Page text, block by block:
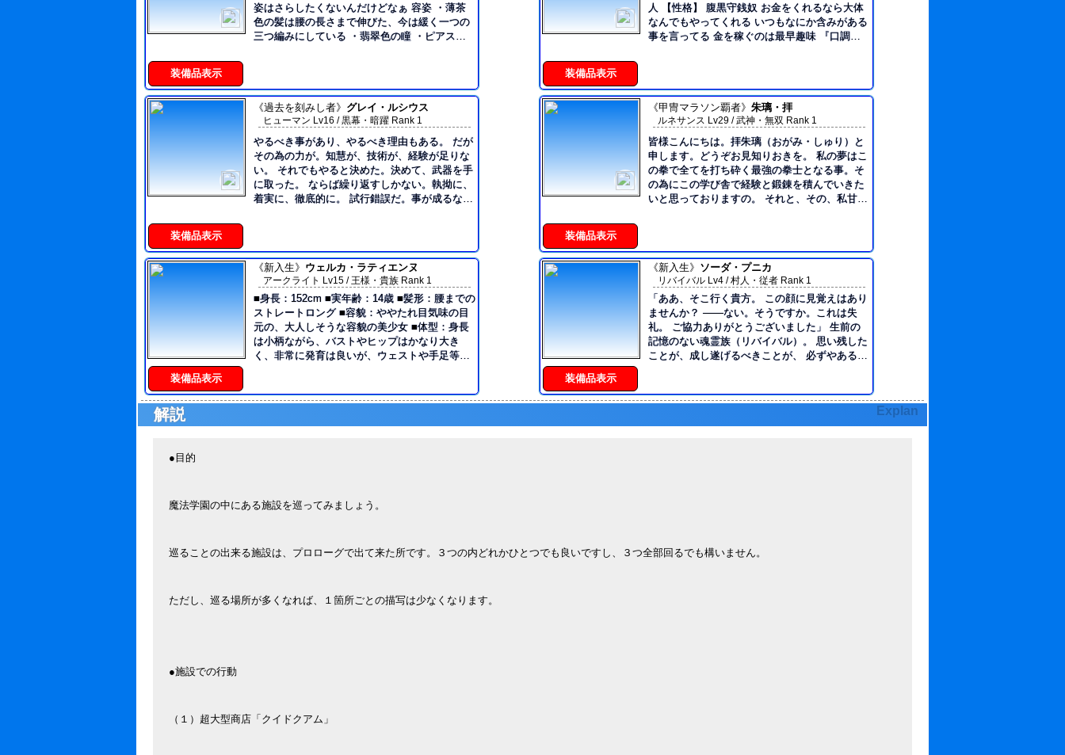
られるように。 現在、課題にて連れ帰った大型
犬を7匹飼っている。 味覚はあるが、食える食
えないの範囲がガバく悪食も好む。 ■口調 修道
言ってろ。俺は常に今が至高で完成されてんだ
よ。」 「やだ～～も～～～梅雨ってマジ髪がキ
マらないやんけ～～無理～～～二度寝決めちゃ
お～～～！おやすみんみ！」 「一応これでも修
道士の端くれ。迷えるラム肉を導くのが私の使
命ですから、安心してその身をゆだねると良い
でしょう。フフ…。」 ■好き イヌ（特に大型）
ファッション 極端な味付けの料理 ヤバい料理
り効かないかもしれない。 ・立場が上の者には
敬語を、その他には普通に話す。 ・基本的に困
っている者を放っておけない性格。世話焼きと
豪。 ・交友は種族関係なく受け入れる。 ・伴
侶を支えるために行動する。 ◆趣味 ・菓子作
り。複雑な菓子でなければ和洋問わず作ること
ができる。
姿はさらしたくないんだけどなぁ 容姿 ・薄茶
色の髪は腰の長さまで伸びた、今は緩く一つの
三つ編みにしている ・翡翠色の瞳 ・ピアスが
キリしてきた ・「自分自身であること」に強い
こだわりを持っており、自分の姿に他者を見出
されることをひどく嫌う ・自分の容姿に自信を
持っており、ナルシストな言動も。美しさを追
及するためなら女装もする。 好きなもの 音
楽、踊り、ともだち 苦手なもの ■■■■、理想を
押し付けられること 自己犠牲 二人称：キミ、
（気に入らない相手）あんた 初対面は名前＋さ
ん、仲良くなると呼び捨て
装備品表示
人 【性格】 腹黒守銭奴 お金をくれるなら大体
なんでもやってくれる いつもなにか含みがある
事を言ってる 金を稼ぐのは最早趣味 『口調』
装備品表示
《過去を刻みし者》 グレイ・ルシウス
ヒューマン Lv16 / 黒幕・暗躍 Rank 1
やるべき事があり、やるべき理由もある。 だが
その為の力が。知慧が、技術が、経験が足りな
い。 それでもやると決めた。決めて、武器を手
に取った。 ならば繰り返すしかない。執拗に、
着実に、徹底的に。 試行錯誤だ。事が成るなら
な青年。 常に古びた皮鎧と要所を補強した皮兜
で武装しており、 学生証の種族こそヒューマン
となっているものの 素顔を見たことがある者は
極めて少ない。 また、当人もすすんで素性を明
かそうとはしない。 【性格】 無遠慮で偏屈。
禁欲的で真面目。慎重だが決断は早く、 まるで
人間では無いかの様に作業的で事務的。 必要最
低限の、自分にとっての事実しか語ろうとしな
まず表には出てこない。 【戦闘】 良くも悪く
か、そうでないかの２択のみで物事を即断し、
そうな声音で返事をする癖がある。 また、人を
ち。
装備品表示
《甲冑マラソン覇者》 朱璃・拝
ルネサンス Lv29 / 武神・無双 Rank 1
皆様こんにちは。拝朱璃（おがみ・しゅり）と
申します。どうぞお見知りおきを。 私の夢はこ
の拳で全てを打ち砕く最強の拳士となる事。そ
の為にこの学び舎で経験と鍛錬を積んでいきた
いと思っておりますの。 それと、その、私甘い
装備品表示
《新入生》 ウェルカ・ラティエンヌ
アークライト Lv15 / 王様・貴族 Rank 1
■身長：152cm ■実年齢：14歳 ■髪形：腰までの
ストレートロング ■容貌：ややたれ目気味の目
元の、大人しそうな容貌の美少女 ■体型：身長
は小柄ながら、バストやヒップはかなり大き
く、非常に発育は良いが、ウェストや手足等は
常に厳しく、利害が絡むと冷酷になる面も ■コ
途上の胸／[誕生日]の時点で、既に120cmに届
技：経営・商売に関連する豊富な知識／一通り
の礼儀作法／実は家事全般
装備品表示
《新入生》 ソーダ・プニカ
リバイバル Lv4 / 村人・従者 Rank 1
「ああ、そこ行く貴方。 この顔に見覚えはあり
ませんか？ ――ない。そうですか。これは失
礼。 ご協力ありがとうございました」 生前の
記憶のない魂霊族（リバイバル）。 思い残した
ことが、成し遂げるべきことが、 必ずやあるゆ
不機嫌そうな雰囲気を醸すものの 自分自身に苛
かめ。 動物も植物も結構好き、だと思う。 あ
装備品表示
解説 Explan
●目的
魔法学園の中にある施設を巡ってみましょう。
巡ることの出来る施設は、プロローグで出て来た所です。３つの内どれかひとつでも良いですし、３つ全部回るでも構いません。
ただし、巡る場所が多くなれば、１箇所ごとの描写は少なくなります。
●施設での行動
（１）超大型商店「クイドクアム」